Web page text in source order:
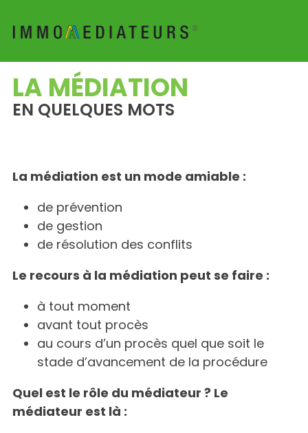
LA MÉDIATION
EN QUELQUES MOTS
La médiation est un mode amiable :
de prévention
de gestion
de résolution des conflits
Le recours à la médiation peut se faire :
à tout moment
avant tout procès
au cours d’un procès quel que soit le
stade d’avancement de la procédure
Quel est le rôle du médiateur ? Le
médiateur est là :